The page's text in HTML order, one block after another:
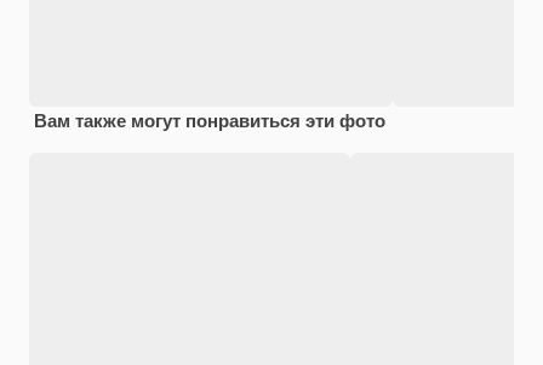
Вам также могут понравиться эти фото